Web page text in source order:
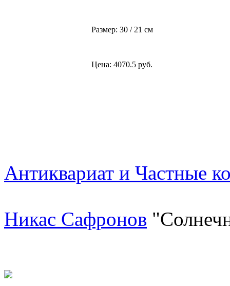
Размер: 30 / 21 см
Цена: 4070.5 руб.
Антиквариат и Частные
Никас Сафронов